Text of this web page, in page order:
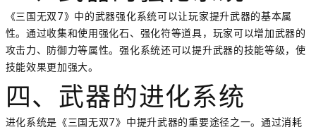
《三国无双7》中的武器强化系统可以让玩家提升武器的基本属
性。通过收集和使用强化石、强化符等道具，玩家可以增加武器的
攻击力、防御力等属性。强化系统还可以提升武器的技能等级，使
技能效果更加强大。
四、武器的进化系统
进化系统是《三国无双7》中提升武器的重要途径之一。通过消耗